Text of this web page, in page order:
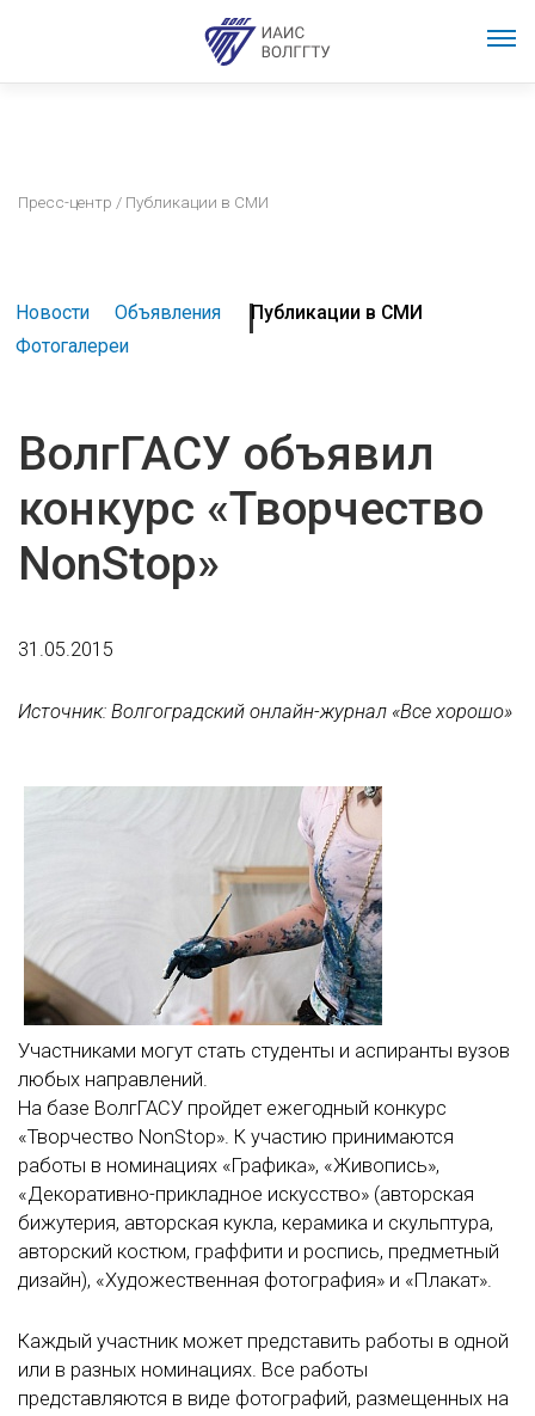
Пресс-центр / Публикации в СМИ
Новости Объявления
Публикации в СМИ
Фотогалереи
ВолгГАСУ объявил
конкурс «Творчество
NonStop»
31.05.2015
Источник: Волгоградский онлайн-журнал «Все хорошо»
Участниками могут стать студенты и аспиранты вузов
любых направлений.
На базе ВолгГАСУ пройдет ежегодный конкурс
«Творчество NonStop». К участию принимаются
работы в номинациях «Графика», «Живопись»,
«Декоративно-прикладное искусство» (авторская
бижутерия, авторская кукла, керамика и скульптура,
авторский костюм, граффити и роспись, предметный
дизайн), «Художественная фотография» и «Плакат».
Каждый участник может представить работы в одной
или в разных номинациях. Все работы
представляются в виде фотографий, размещенных на